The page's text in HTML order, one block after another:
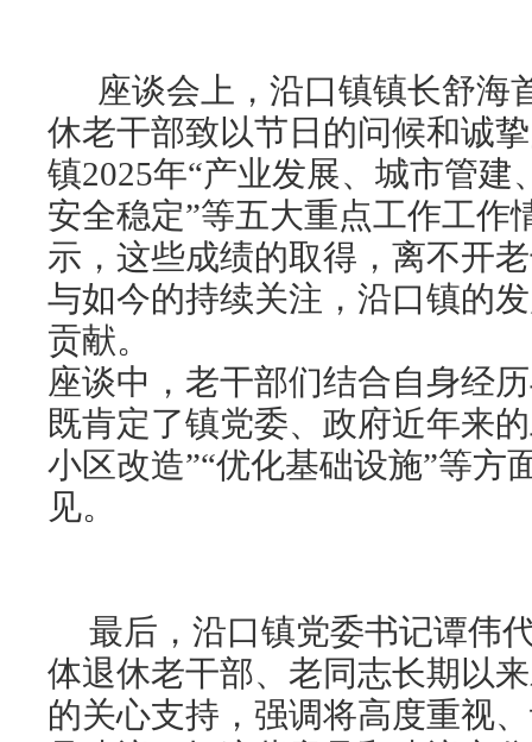
座谈会上，沿口镇镇长舒海
休老干部致以节日的问候和诚
镇2025年“产业发展、城市管
安全稳定”等五大重点工作工作
示，这些成绩的取得，离不开
与如今的持续关注，沿口镇的
贡献。
座谈中，老干部们结合自身经
既肯定了镇党委、政府近年来
小区改造”“优化基础设施”等方
见。
最后，沿口镇党委书记谭伟
体退休老干部、老同志长期以
的关心支持，强调将高度重视